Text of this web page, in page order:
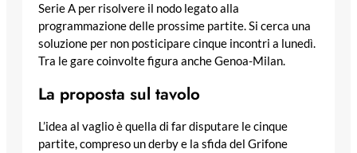
Serie A per risolvere il nodo legato alla
programmazione delle prossime partite. Si cerca una
soluzione per non posticipare cinque incontri a lunedì.
Tra le gare coinvolte figura anche Genoa-Milan.
La proposta sul tavolo
L’idea al vaglio è quella di far disputare le cinque
partite, compreso un derby e la sfida del Grifone